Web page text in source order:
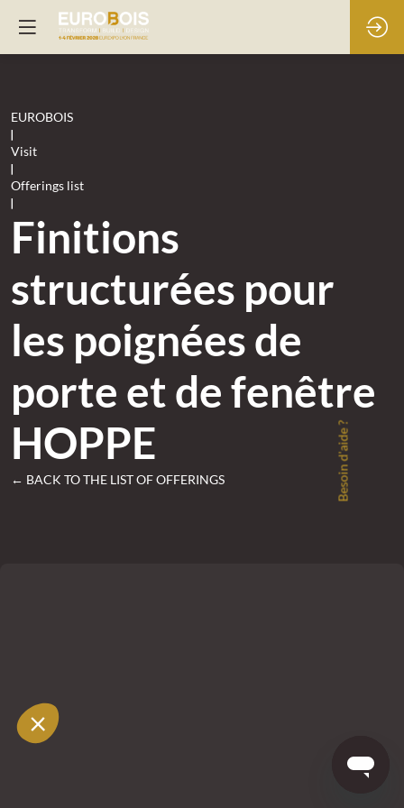
EUROBOIS
|
Visit
|
Offerings list
|
Finitions
structurées pour
les poignées de
porte et de fenêtre
HOPPE
← BACK TO THE LIST OF OFFERINGS Besoin d'aide ?